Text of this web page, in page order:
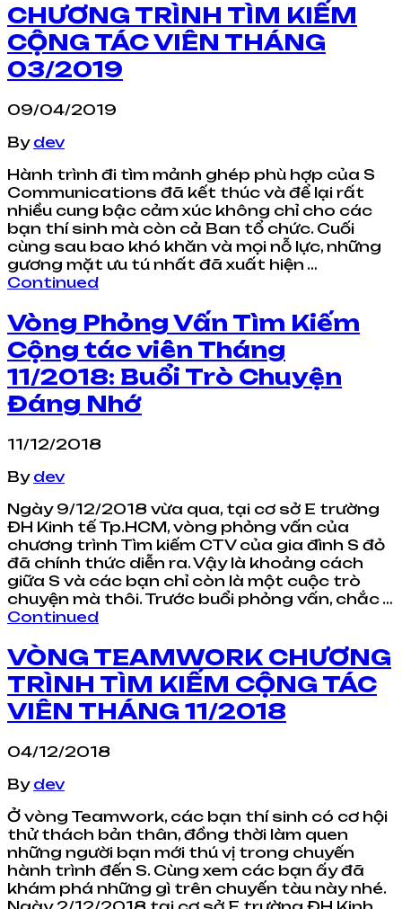
CHƯƠNG TRÌNH TÌM KIẾM
CỘNG TÁC VIÊN THÁNG
03/2019
09/04/2019
By dev
Hành trình đi tìm mảnh ghép phù hợp của S
Communications đã kết thúc và để lại rất
nhiều cung bậc cảm xúc không chỉ cho các
bạn thí sinh mà còn cả Ban tổ chức. Cuối
cùng sau bao khó khăn và mọi nỗ lực, những
gương mặt ưu tú nhất đã xuất hiện …
Continued
Vòng Phỏng Vấn Tìm Kiếm
Cộng tác viên Tháng
11/2018: Buổi Trò Chuyện
Đáng Nhớ
11/12/2018
By dev
Ngày 9/12/2018 vừa qua, tại cơ sở E trường
ĐH Kinh tế Tp.HCM, vòng phỏng vấn của
chương trình Tìm kiếm CTV của gia đình S đỏ
đã chính thức diễn ra. Vậy là khoảng cách
giữa S và các bạn chỉ còn là một cuộc trò
chuyện mà thôi. Trước buổi phỏng vấn, chắc …
Continued
VÒNG TEAMWORK CHƯƠNG
TRÌNH TÌM KIẾM CỘNG TÁC
VIÊN THÁNG 11/2018
04/12/2018
By dev
Ở vòng Teamwork, các bạn thí sinh có cơ hội
thử thách bản thân, đồng thời làm quen
những người bạn mới thú vị trong chuyến
hành trình đến S. Cùng xem các bạn ấy đã
khám phá những gì trên chuyến tàu này nhé.